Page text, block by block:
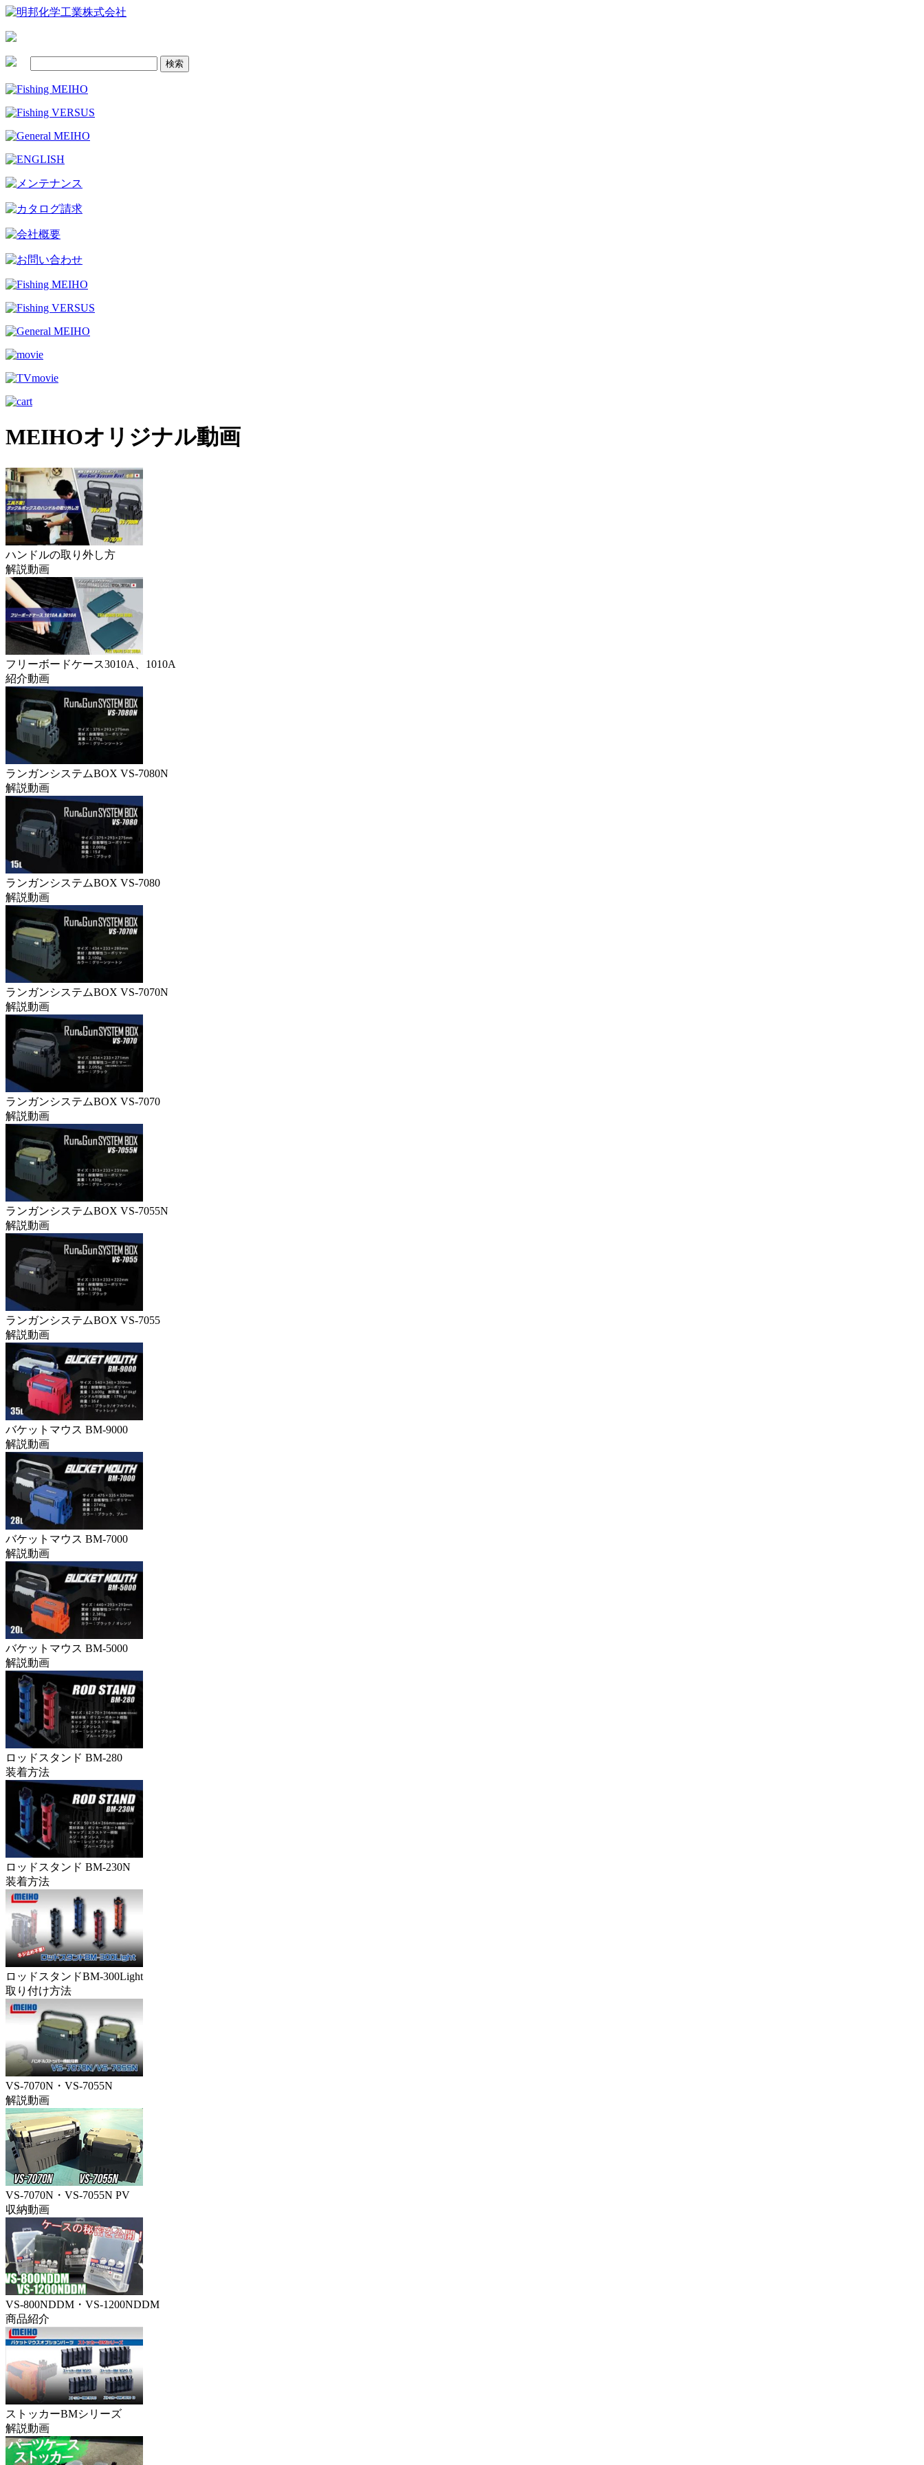
MEIHOオリジナル動画
ハンドルの取り外し方
解説動画
フリーボードケース3010A、1010A
紹介動画
ランガンシステムBOX VS-7080N
解説動画
ランガンシステムBOX VS-7080
解説動画
ランガンシステムBOX VS-7070N
解説動画
ランガンシステムBOX VS-7070
解説動画
ランガンシステムBOX VS-7055N
解説動画
ランガンシステムBOX VS-7055
解説動画
バケットマウス BM-9000
解説動画
バケットマウス BM-7000
解説動画
バケットマウス BM-5000
解説動画
ロッドスタンド BM-280
装着方法
ロッドスタンド BM-230N
装着方法
ロッドスタンドBM-300Light
取り付け方法
VS-7070N・VS-7055N
解説動画
VS-7070N・VS-7055N PV
収納動画
VS-800NDDM・VS-1200NDDM
商品紹介
ストッカーBMシリーズ
解説動画